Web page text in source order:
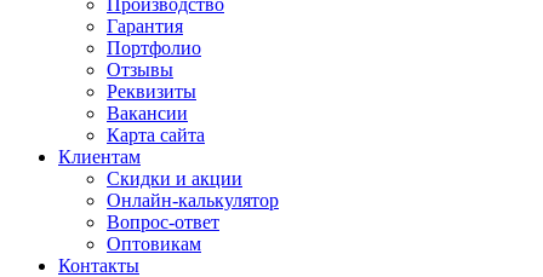
Производство
Гарантия
Портфолио
Отзывы
Реквизиты
Вакансии
Карта сайта
Клиентам
Скидки и акции
Онлайн-калькулятор
Вопрос-ответ
Оптовикам
Контакты